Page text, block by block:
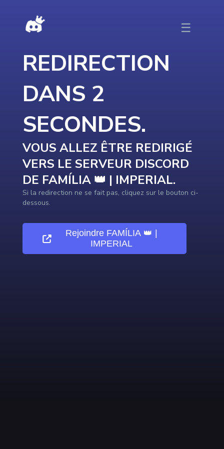
☰
REDIRECTION
DANS 2
SECONDES.
VOUS ALLEZ ÊTRE REDIRIGÉ
VERS LE SERVEUR DISCORD
DE FAMÍLIA 👑 | IMPERIAL.
Si la redirection ne se fait pas, cliquez sur le bouton ci-
dessous.
Rejoindre FAMÍLIA 👑 |
IMPERIAL